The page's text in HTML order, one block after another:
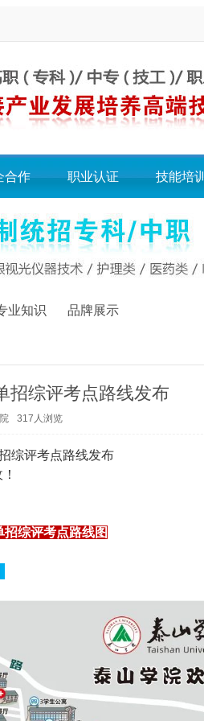
合作 职业认证 技能培训
业知识 品牌展示
招综评考点路线发布
317 人浏览
综评考点路线发布
综评考点路线图